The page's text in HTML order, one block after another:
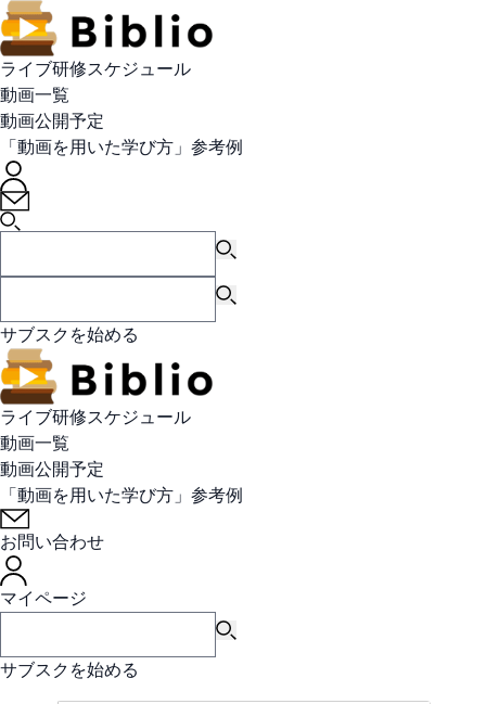
ライブ研修スケジュール
動画一覧
動画公開予定
「動画を用いた学び方」参考例
サブスクを始める
ライブ研修スケジュール
動画一覧
動画公開予定
「動画を用いた学び方」参考例
お問い合わせ
マイページ
サブスクを始める